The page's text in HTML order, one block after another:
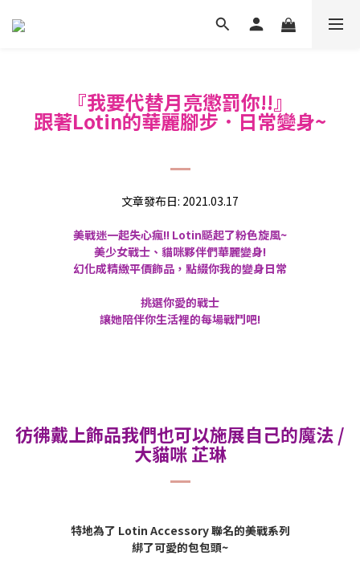
『我要代替月亮懲罰你!!』
跟著Lotin的華麗腳步．日常變身~
文章發布日: 2021.03.17
美戰迷一起失心瘋!! Lotin颳起了粉色旋風~
美少女戰士、貓咪夥伴們華麗變身!
幻化成精緻平價飾品，點綴你我的變身日常
挑選你愛的戰士
讓她陪伴你生活裡的每場戰鬥吧!
彷彿戴上飾品我們也可以施展自己的魔法 /
大貓咪 芷琳
特地為了 Lotin Accessory 聯名的美戰系列
綁了可愛的包包頭~